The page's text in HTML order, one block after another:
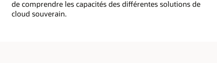
de comprendre les capacités des différentes solutions de
cloud souverain.